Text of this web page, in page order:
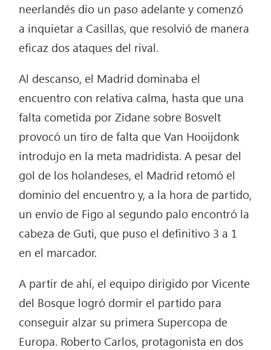
neerlandés dio un paso adelante y comenzó
a inquietar a Casillas, que resolvió de manera
eficaz dos ataques del rival.
Al descanso, el Madrid dominaba el
encuentro con relativa calma, hasta que una
falta cometida por Zidane sobre Bosvelt
provocó un tiro de falta que Van Hooijdonk
introdujo en la meta madridista. A pesar del
gol de los holandeses, el Madrid retomó el
dominio del encuentro y, a la hora de partido,
un envío de Figo al segundo palo encontró la
cabeza de Guti, que puso el definitivo 3 a 1
en el marcador.
A partir de ahí, el equipo dirigido por Vicente
del Bosque logró dormir el partido para
conseguir alzar su primera Supercopa de
Europa. Roberto Carlos, protagonista en dos